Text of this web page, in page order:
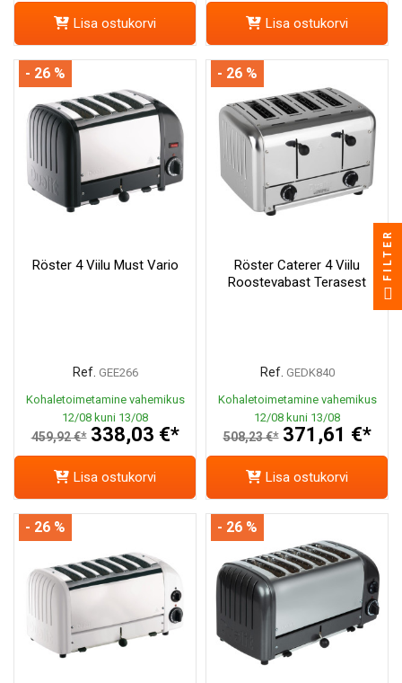
Lisa ostukorvi Lisa ostukorvi
Röster 4 Viilu Must Vario
Ref. GEE266
Kohaletoimetamine vahemikus
12/08 kuni 13/08
459,92 €* 338,03 €*
- 26 %
Lisa ostukorvi
Röster Caterer 4 Viilu
Roostevabast Terasest
Ref. GEDK840
Kohaletoimetamine vahemikus
12/08 kuni 13/08
508,23 €* 371,61 €*
- 26 %
Lisa ostukorvi
- 26 % - 26 %
FILTER